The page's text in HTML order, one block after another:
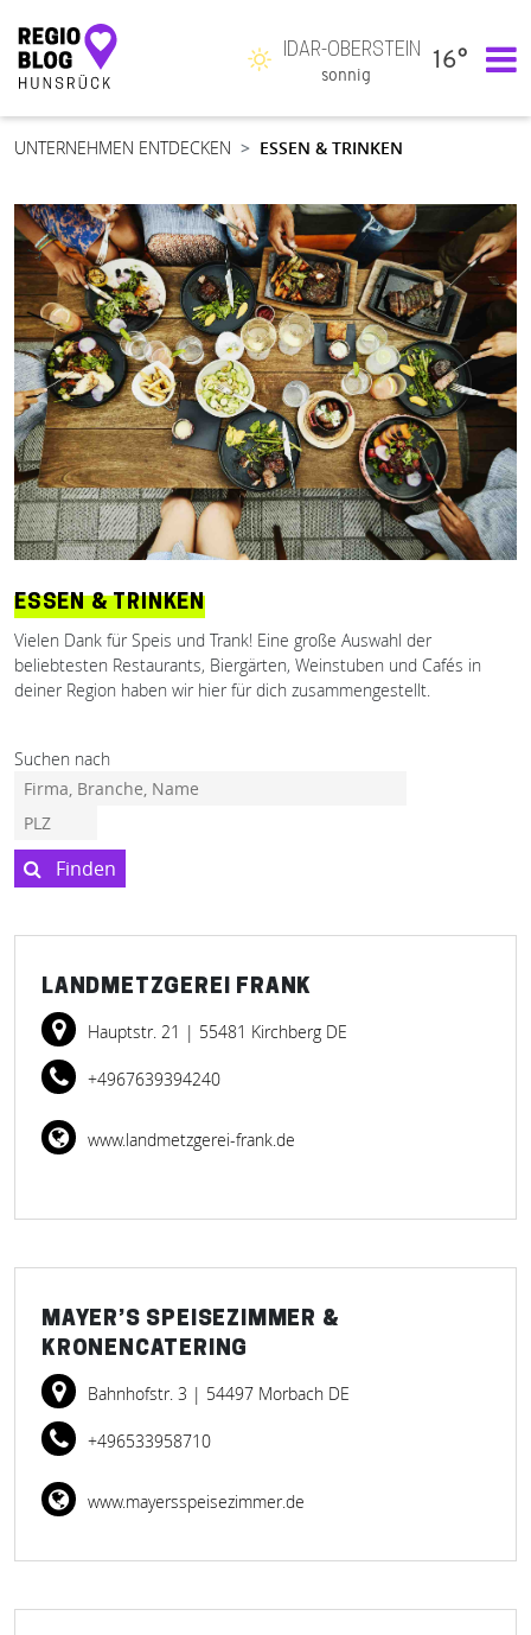
Hauptnavigation
IDAR-OBERSTEIN
sonnig
16°
UNTERNEHMEN ENTDECKEN ESSEN & TRINKEN
ESSEN & TRINKEN
Vielen Dank für Speis und Trank! Eine große Auswahl der
beliebtesten Restaurants, Biergärten, Weinstuben und Cafés in
deiner Region haben wir hier für dich zusammengestellt.
Suchen nach
Finden
LANDMETZGEREI FRANK
Hauptstr. 21 | 55481 Kirchberg DE
+4967639394240
www.landmetzgerei-frank.de
MAYER’S SPEISEZIMMER &
KRONENCATERING
Bahnhofstr. 3 | 54497 Morbach DE
+496533958710
www.mayersspeisezimmer.de